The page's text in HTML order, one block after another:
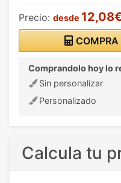
Precio: desde
COMPRA
Comprandolo hoy lo
Sin personalizar
Personalizado
Calcula tu